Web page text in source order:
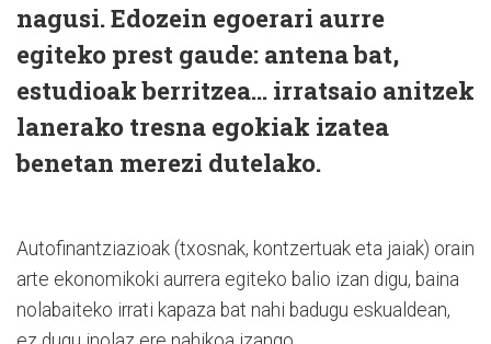
nagusi. Edozein egoerari aurre
egiteko prest gaude: antena bat,
estudioak berritzea... irratsaio anitzek
lanerako tresna egokiak izatea
benetan merezi dutelako.
Autofinantziazioak (txosnak, kontzertuak eta jaiak) orain
arte ekonomikoki aurrera egiteko balio izan digu, baina
nolabaiteko irrati kapaza bat nahi badugu eskualdean,